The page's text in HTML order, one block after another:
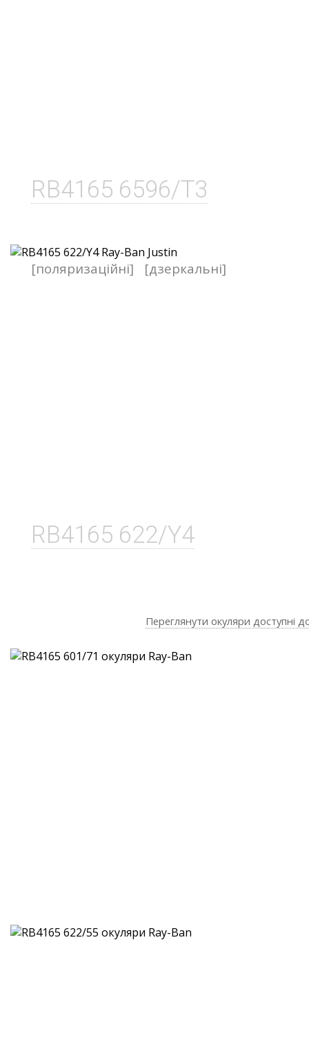
RB4165 6596/T3
RB4165 622/Y4
[поляризаційні] [дзеркальні]
Переглянути окуляри доступні